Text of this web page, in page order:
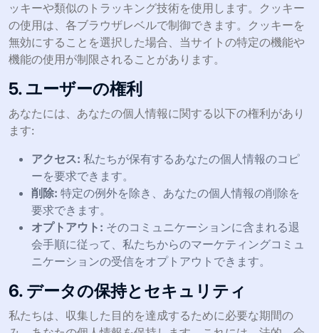
ッキーや類似のトラッキング技術を使用します。クッキー
の使用は、各ブラウザレベルで制御できます。クッキーを
無効にすることを選択した場合、当サイトの特定の機能や
機能の使用が制限されることがあります。
5. ユーザーの権利
あなたには、あなたの個人情報に関する以下の権利があり
ます:
アクセス: 私たちが保有するあなたの個人情報のコピ
ーを要求できます。
削除: 特定の例外を除き、あなたの個人情報の削除を
要求できます。
オプトアウト: そのコミュニケーションに含まれる退
会手順に従って、私たちからのマーケティングコミュ
ニケーションの受信をオプトアウトできます。
6. データの保持とセキュリティ
私たちは、収集した目的を達成するために必要な期間の